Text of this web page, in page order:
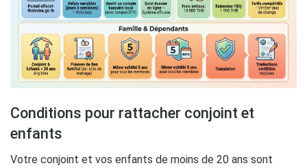
Conditions pour rattacher conjoint et
enfants
Votre conjoint et vos enfants de moins de 20 ans sont